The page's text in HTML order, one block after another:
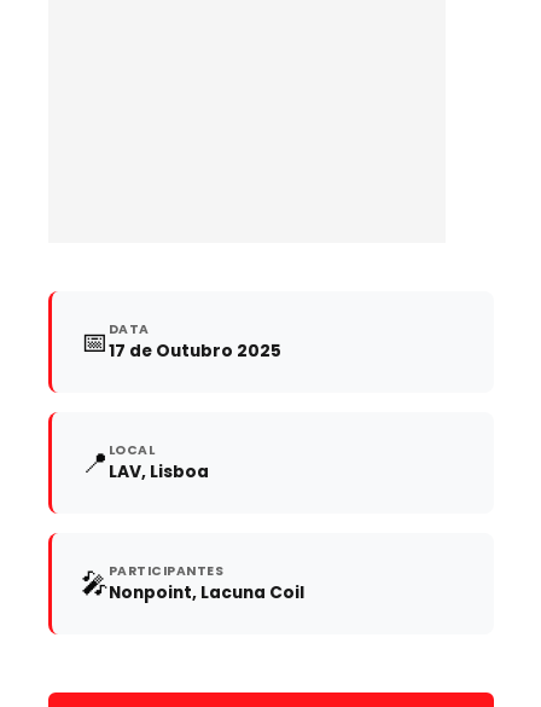
📅 DATA
17 de Outubro 2025
📍 LOCAL
LAV, Lisboa
🎤PARTICIPANTES
Nonpoint, Lacuna Coil